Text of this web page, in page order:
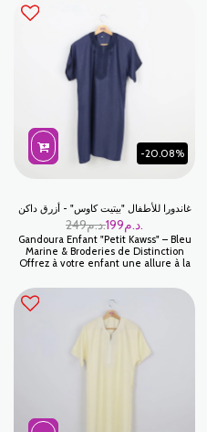
Cette pièce iconique de la mode
marocaine allie une teinte douce et
lumineuse à un confort exceptionnel,
parfaite pour les célébrations
estivales, les fêtes religieuses ou les
moments privilégiés en famille.
-20.08%
غاندورا للأطفال "بيتيت كاوس" - أزرق داكن
249 د.م.199 د.م.
Gandoura Enfant "Petit Kawss" – Bleu
Marine & Broderies de Distinction
Offrez à votre enfant une allure à la
Gandoura Petit Kawss en Bleu Marine.
Cette couleur intemporelle, symbole
d'élégance et de sérieux, est
magnifiée par un travail de broderie
précis. Idéale pour les grandes
les soirées de Ramadan, elle assure
une prestance remarquable tout en